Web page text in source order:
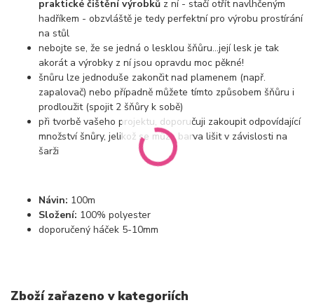
praktické čištění výrobků z ní - stačí otřít navlhčeným
hadříkem - obzvláště je tedy perfektní pro výrobu prostírání
na stůl
nebojte se, že se jedná o lesklou šňůru...její lesk je tak
akorát a výrobky z ní jsou opravdu moc pěkné!
šnůru lze jednoduše zakončit nad plamenem (např.
zapalovač) nebo případně můžete tímto způsobem šňůru i
prodloužit (spojit 2 šňůry k sobě)
při tvorbě vašeho projektu, doporučuji zakoupit odpovídající
množství šnůry, jelikož se může barva lišit v závislosti na
šarži
Návin: 100m
Složení: 100% polyester
doporučený háček 5-10mm
Zboží zařazeno v kategoriích